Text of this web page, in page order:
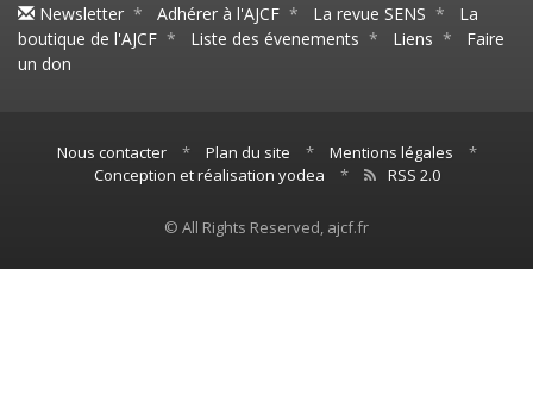
Newsletter * Adhérer à l'AJCF * La revue SENS * La
boutique de l'AJCF * Liste des évenements * Liens * Faire
un don
Nous contacter * Plan du site * Mentions légales
*
Conception et réalisation yodea
* RSS 2.0
© All Rights Reserved, ajcf.fr